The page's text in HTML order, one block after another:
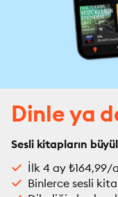
Dinle ya
Sesli kitapların
İlk 4 ay ₺164,99/
Binlerce sesli